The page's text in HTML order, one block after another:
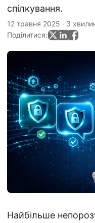
спілкування.
12 травня 2025 · 3
Поділитися:
Найбільше